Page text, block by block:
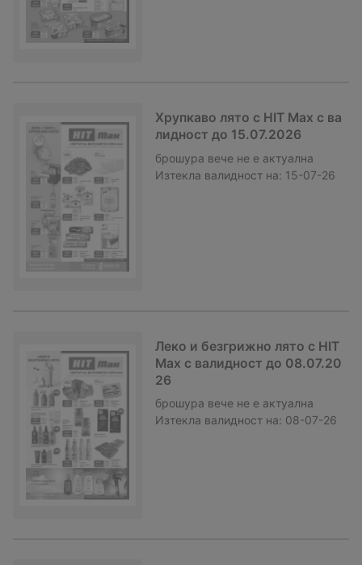
Хрупкаво лято с HIT Max с ва
лидност до 15.07.2026
брошура вече не е актуална
Изтекла валидност на: 15-07-26
Леко и безгрижно лято с HIT
Max с валидност до 08.07.20
26
брошура вече не е актуална
Изтекла валидност на: 08-07-26